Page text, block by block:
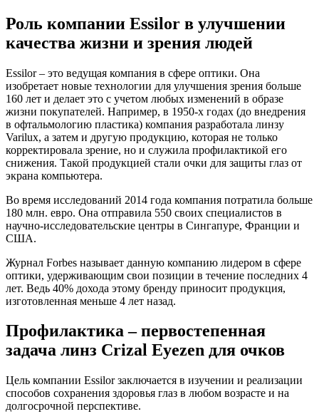
Роль компании Essilor в улучшении
качества жизни и зрения людей
Essilor – это ведущая компания в сфере оптики. Она
изобретает новые технологии для улучшения зрения больше
160 лет и делает это с учетом любых изменений в образе
жизни покупателей. Например, в 1950-х годах (до внедрения
в офтальмологию пластика) компания разработала линзу
Varilux, а затем и другую продукцию, которая не только
корректировала зрение, но и служила профилактикой его
снижения. Такой продукцией стали очки для защиты глаз от
экрана компьютера.
Во время исследований 2014 года компания потратила больше
180 млн. евро. Она отправила 550 своих специалистов в
научно-исследовательские центры в Сингапуре, Франции и
США.
Журнал Forbes называет данную компанию лидером в сфере
оптики, удерживающим свои позиции в течение последних 4
лет. Ведь 40% дохода этому бренду приносит продукция,
изготовленная меньше 4 лет назад.
Профилактика – первостепенная
задача линз Crizal Eyezen для очков
Цель компании Essilor заключается в изучении и реализации
способов сохранения здоровья глаз в любом возрасте и на
долгосрочной перспективе.